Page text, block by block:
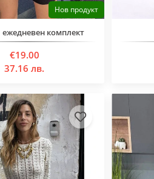
Нов продукт
комплект
€19.00
37.16 лв.